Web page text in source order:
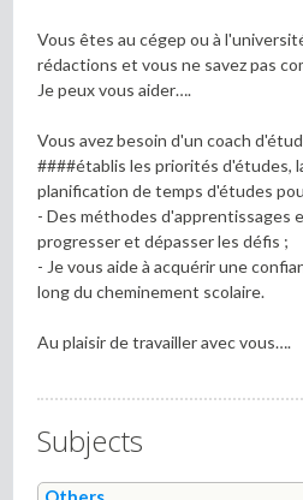
Vous êtes au cégep ou à
rédactions et vous ne savez pas
Je peux vous aider….
Vous avez besoin d'un coach
####établis les priorités d'études,
planification de temps d'études
- Des méthodes d'apprentissages
progresser et dépasser les défis ;
- Je vous aide à acquérir une
long du cheminement scolaire.
Au plaisir de travailler avec vous….
Subjects